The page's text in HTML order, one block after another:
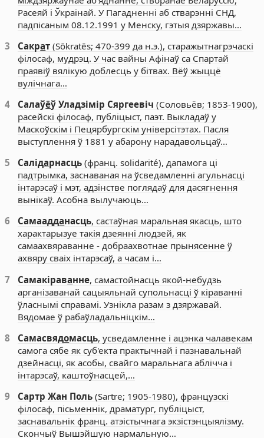
Расеяй і Ўкраінай. У Пагадненні аб стварэнні СНД,
падпісаным 08.12.1991 у Менску, гэтыя дзяржавы…
3
Сакрат (Sōkratēs; 470-399 да н.э.), старажытнагрэчаскі
філосаф, мудрэц. У час вайны Афінаў са Спартай
праявіў вялікую доблесць у бітвах. Вёў жыццё
вулічнага…
4
Салаўёў Уладзімір Сяргеевіч (Соловьёв; 1853-1900),
расейскі філосаф, публіцыст, паэт. Выкладаў у
Маскоўскім і Пецярбургскім універсітэтах. Пасля
выступлення ў 1881 у абарону нарадавольцаў…
5
Салідарнасць (франц. solidarité), дапамога ці
падтрымка, заснаваная на ўсведамленні агульнасці
інтарэсаў і мэт, адзінстве поглядаў для дасягнення
вынікаў. Асобна вылучаюць…
6
Самаадданасць, састаўная маральная якасць, што
характарызуе такія дзеянні людзей, як
самаахвяраванне - добраахвотнае прынясенне ў
ахвяру сваіх інтарэсаў, а часам і…
7
Самакіраванне, самастойнасць якой-небудзь
арганізаванай сацыяльнай супольнасці ў кіраванні
ўласнымі справамі. Узнікла разам з дзяржавай.
Вядомае ў рабаўладальніцкім…
8
Самасвядомасць, усведамленне і ацэнка чалавекам
самога сябе як суб'екта практычнай і пазнавальнай
дзейнасці, як асобы, свайго маральнага аблічча і
інтарэсаў, каштоўнасцей,…
9
Сартр Жан Поль (Sartre; 1905-1980), французскі
філосаф, пісьменнік, драматург, публіцыст,
заснавальнік франц. атэістычнага экзістэнцыялізму.
Скончыў Вышэйшую нармальную…